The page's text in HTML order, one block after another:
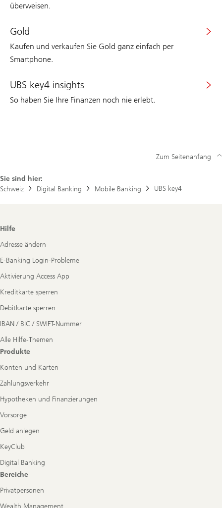
überweisen.
Gold
Kaufen und verkaufen Sie Gold ganz einfach per
Smartphone.
UBS key4 insights
So haben Sie Ihre Finanzen noch nie erlebt.
Sie sind hier:
Schweiz
Digital Banking Mobile Banking UBS key4
Zum Seitenanfang
Footer
Hilfe
Adresse ändern
E-Banking Login-Probleme
Aktivierung Access App
Kreditkarte sperren
Debitkarte sperren
IBAN / BIC / SWIFT-Nummer
Alle Hilfe-Themen
Produkte
Konten und Karten
Zahlungsverkehr
Hypotheken und Finanzierungen
Vorsorge
Geld anlegen
KeyClub
Digital Banking
Bereiche
Privatpersonen
Wealth Management